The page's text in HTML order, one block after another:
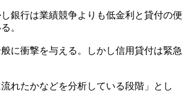
銀行は業績競争よりも低金利と貸付の便
。
に衝撃を与える。しかし信用貸付は緊急
れたかなどを分析している段階」とし